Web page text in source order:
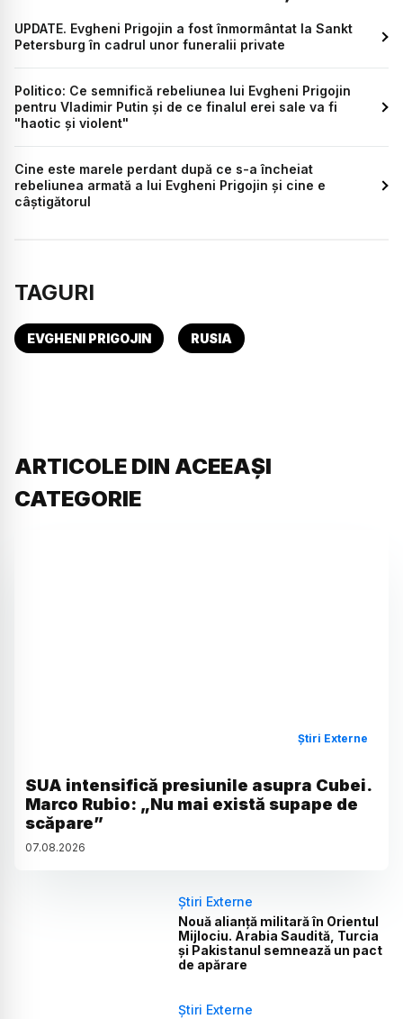
UPDATE. Evgheni Prigojin a fost înmormântat la Sankt
Petersburg în cadrul unor funeralii private
Politico: Ce semnifică rebeliunea lui Evgheni Prigojin
pentru Vladimir Putin și de ce finalul erei sale va fi
"haotic și violent"
Cine este marele perdant după ce s-a încheiat
rebeliunea armată a lui Evgheni Prigojin și cine e
câștigătorul
TAGURI
EVGHENI PRIGOJIN RUSIA
ARTICOLE DIN ACEEAȘI
CATEGORIE
Știri Externe
SUA intensifică presiunile asupra Cubei.
Marco Rubio: „Nu mai există supape de
scăpare”
07.08.2026
Știri Externe
Nouă alianță militară în Orientul
Mijlociu. Arabia Saudită, Turcia
și Pakistanul semnează un pact
de apărare
Știri Externe